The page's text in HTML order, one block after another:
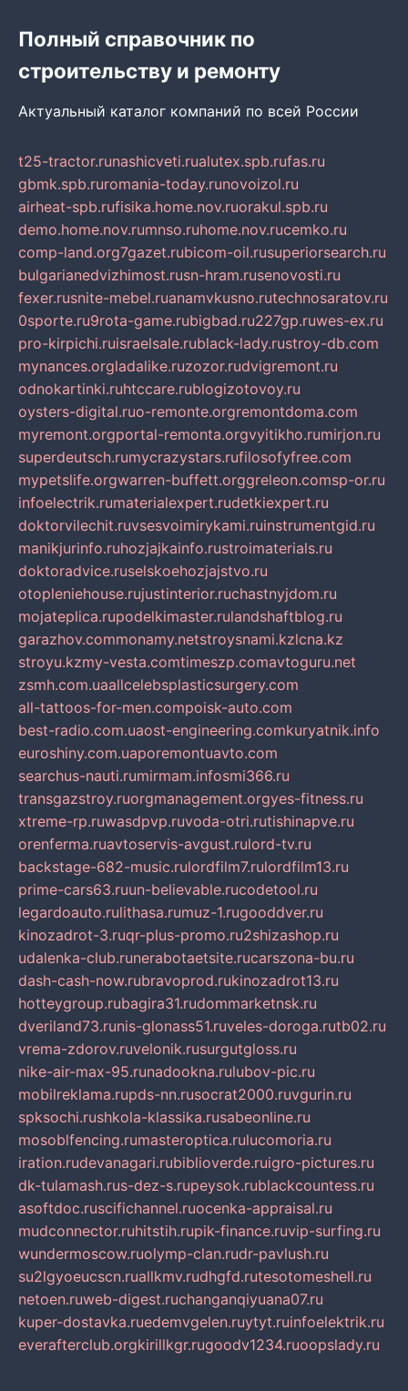
Полный справочник по
строительству и ремонту
Актуальный каталог компаний по всей России
t25-tractor.runashicveti.rualutex.spb.rufas.ru
gbmk.spb.ruromania-today.runovoizol.ru
airheat-spb.rufisika.home.nov.ruorakul.spb.ru
demo.home.nov.rumnso.ruhome.nov.rucemko.ru
comp-land.org7gazet.rubicom-oil.rusuperiorsearch.ru
bulgarianedvizhimost.rusn-hram.rusenovosti.ru
fexer.rusnite-mebel.ruanamvkusno.rutechnosaratov.ru
0sporte.ru9rota-game.rubigbad.ru227gp.ruwes-ex.ru
pro-kirpichi.ruisraelsale.rublack-lady.rustroy-db.com
mynances.orgladalike.ruzozor.rudvigremont.ru
odnokartinki.ruhtccare.rublogizotovoy.ru
oysters-digital.ruo-remonte.orgremontdoma.com
myremont.orgportal-remonta.orgvyitikho.rumirjon.ru
superdeutsch.rumycrazystars.rufilosofyfree.com
mypetslife.orgwarren-buffett.orggreleon.comsp-or.ru
infoelectrik.rumaterialexpert.rudetkiexpert.ru
doktorvilechit.ruvsesvoimirykami.ruinstrumentgid.ru
manikjurinfo.ruhozjajkainfo.rustroimaterials.ru
doktoradvice.ruselskoehozjajstvo.ru
otopleniehouse.rujustinterior.ruchastnyjdom.ru
mojateplica.rupodelkimaster.rulandshaftblog.ru
garazhov.commonamy.netstroysnami.kzlcna.kz
stroyu.kzmy-vesta.comtimeszp.comavtoguru.net
zsmh.com.uaallcelebsplasticsurgery.com
all-tattoos-for-men.compoisk-auto.com
best-radio.com.uaost-engineering.comkuryatnik.info
euroshiny.com.uaporemontuavto.com
searchus-nauti.rumirmam.infosmi366.ru
transgazstroy.ruorgmanagement.orgyes-fitness.ru
xtreme-rp.ruwasdpvp.ruvoda-otri.rutishinapve.ru
orenferma.ruavtoservis-avgust.rulord-tv.ru
backstage-682-music.rulordfilm7.rulordfilm13.ru
prime-cars63.ruun-believable.rucodetool.ru
legardoauto.rulithasa.rumuz-1.rugooddver.ru
kinozadrot-3.ruqr-plus-promo.ru2shizashop.ru
udalenka-club.runerabotaetsite.rucarszona-bu.ru
dash-cash-now.rubravoprod.rukinozadrot13.ru
hotteygroup.rubagira31.rudommarketnsk.ru
dveriland73.runis-glonass51.ruveles-doroga.rutb02.ru
vrema-zdorov.ruvelonik.rusurgutgloss.ru
nike-air-max-95.runadookna.rulubov-pic.ru
mobilreklama.rupds-nn.rusocrat2000.ruvgurin.ru
spksochi.rushkola-klassika.rusabeonline.ru
mosoblfencing.rumasteroptica.rulucomoria.ru
iration.rudevanagari.rubiblioverde.ruigro-pictures.ru
dk-tulamash.rus-dez-s.rupeysok.rublackcountess.ru
asoftdoc.ruscifichannel.ruocenka-appraisal.ru
mudconnector.ruhitstih.rupik-finance.ruvip-surfing.ru
wundermoscow.ruolymp-clan.rudr-pavlush.ru
su2lgyoeucscn.ruallkmv.rudhgfd.rutesotomeshell.ru
netoen.ruweb-digest.ruchanganqiyuana07.ru
kuper-dostavka.ruedemvgelen.ruytyt.ruinfoelektrik.ru
everafterclub.orgkirillkgr.rugoodv1234.ruoopslady.ru